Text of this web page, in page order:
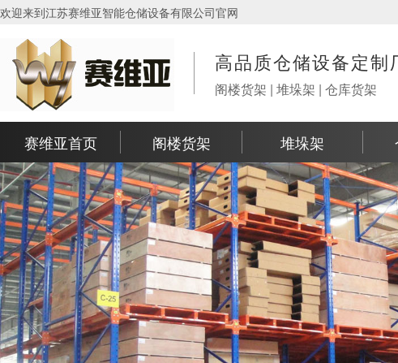
欢迎来到江苏赛维亚智能仓储设备有限公司官网
高品质仓储设备定制
阁楼货架 | 堆垛架 | 仓库货架
赛维亚首页 阁楼货架 堆垛架